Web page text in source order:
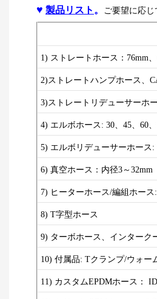
♥ 製品リスト 。 ご要望に応じ
1) ストレートホース：76mm
2)ストレートハンプホース、
3)ストレートリデューサーホ
4) エルボホース: 30、45、60
5) エルボリデューサーホース:
6) 真空ホース：内径3～32mm
7) ヒーターホース/編組ホース
8) T字型ホース
9) ターボホース、インターク
10) 付属品: Tクランプ/ウォー
11) カスタムEPDMホース：